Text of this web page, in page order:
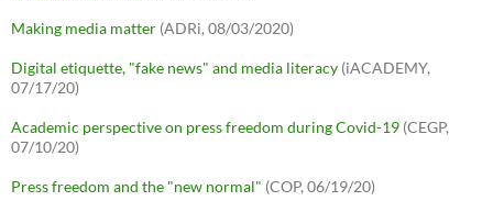
Making media matter (ADRi, 08/03/2020)
Digital etiquette, "fake news" and media literacy (iACADEMY,
07/17/20)
Academic perspective on press freedom during Covid-19 (CEGP,
07/10/20)
Press freedom and the "new normal" (COP, 06/19/20)